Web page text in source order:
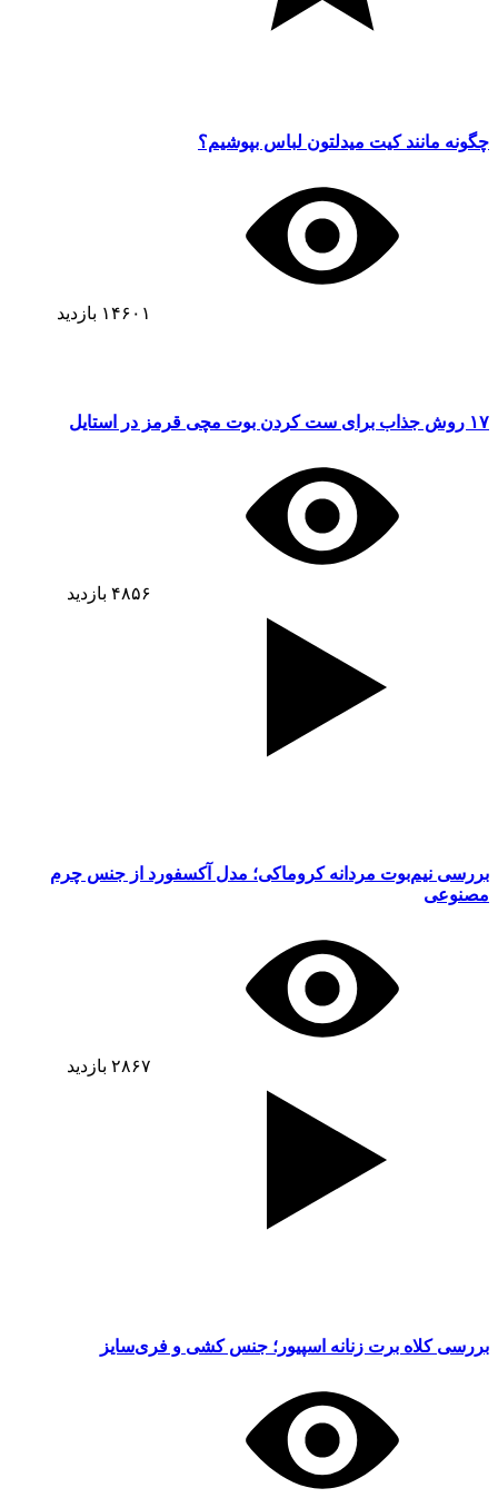
چگونه مانند کیت میدلتون لباس بپوشیم؟
۱۴۶۰۱ بازدید
۱۷ روش جذاب برای ست کردن بوت مچی قرمز در استایل
۴۸۵۶ بازدید
بررسی نیم‌بوت مردانه کروماکی؛ مدل آکسفورد از جنس چرم
مصنوعی
۲۸۶۷ بازدید
بررسی کلاه برت زنانه اسپیور؛ جنس کشی و فری‌سایز